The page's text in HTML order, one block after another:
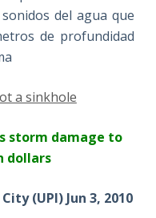
del agua que
de profundidad
a sinkhole
storm damage to
dollars
(UPI) Jun 3, 2010